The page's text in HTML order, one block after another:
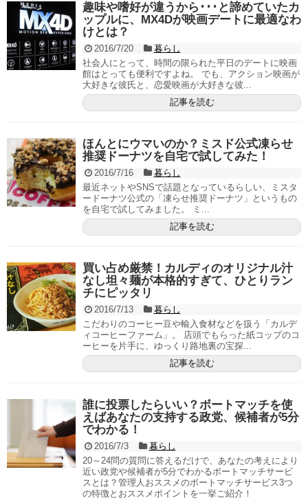
趣味や嗜好が違うから･･･と諦めていたカ
ップルに、MX4Dが映画デートに最適なわ
けとは？
2016/7/20
暮らし
社会人にとって、時間の限られた平日のデートに映画
館はとっても便利ですよね。 でも、アクション映画が
大好きな彼氏と、恋愛映画が大好きな彼...
記事を読む
ほんとにウマいのか？ミスド公式凍らせ
推奨ドーナツを自宅で試してみた！
2016/7/16
暮らし
最近ネットやSNSで話題となっているらしい、ミスタ
ードーナツ公式の「凍らせ推奨ドーナツ」というもの
を自宅で試してみました。 ミ...
記事を読む
買い占め厳禁！カルディのオリジナル汁
なし坦々麺が本格的すぎて、ひとりラン
チにピッタリ
2016/7/13
暮らし
こだわりのコーヒー豆や輸入食材などを扱う「カルデ
ィコーヒーファーム」。 店頭でもらった紙コップのコ
ーヒーを片手に、ゆっくり路地裏の宝探...
記事を読む
誰に投票したらいい？ボートマッチを使
えばあなたの支持する政党、候補者が5分
でわかる！
2016/7/3
暮らし
20～24問の質問に答えるだけで、あなたの考えにより
近い政党や候補者が5分でわかるボートマッチサービ
スとは？管理人おススメのボートマッチサービス3つ
の特徴とおススメポイントを一挙ご紹介！